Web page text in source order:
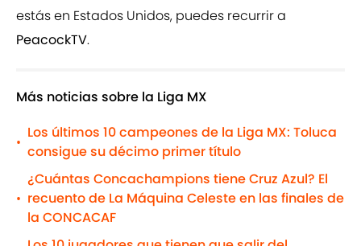
estás en Estados Unidos, puedes recurrir a
PeacockTV.
Más noticias sobre la Liga MX
•
Los últimos 10 campeones de la Liga MX: Toluca
consigue su décimo primer título
•
¿Cuántas Concachampions tiene Cruz Azul? El
recuento de La Máquina Celeste en las finales de
la CONCACAF